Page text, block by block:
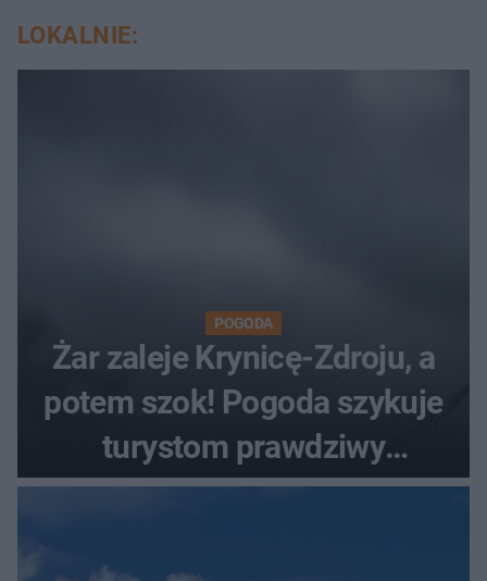
LOKALNIE:
POGODA
Żar zaleje Krynicę-Zdroju, a
potem szok! Pogoda szykuje
turystom prawdziwy
rollercoaster